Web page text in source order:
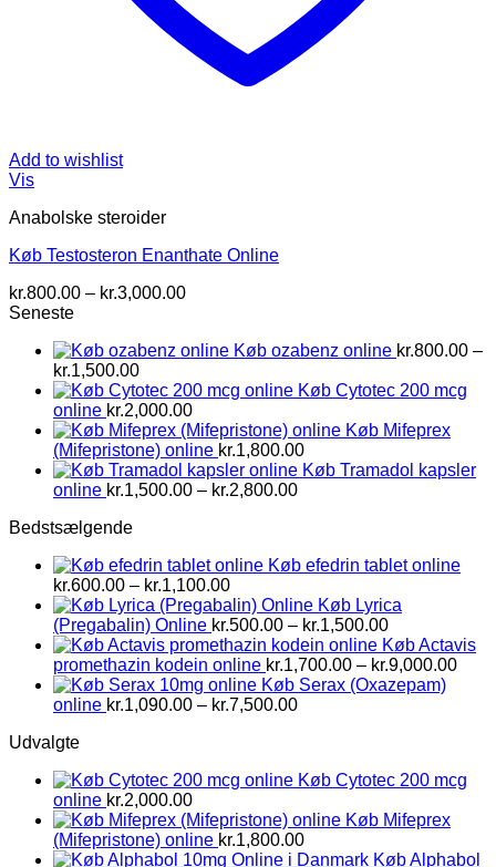
Add to wishlist
Vis
Anabolske steroider
Køb Testosteron Enanthate Online
kr.800.00 – kr.3,000.00Prisinterval:
kr.3,000.00
Seneste
Køb ozabenz online kr.800.00 –
kr.1,500.00Prisinterval:
kr.800.00
til
kr.1,500.00
Køb Cytotec 200 mcg
online kr.2,000.00
Køb Mifeprex
(Mifepristone) online kr.1,800.00
Køb Tramadol kapsler
online kr.1,500.00 – kr.2,800.00Prisinterval:
Bedstsælgende
Køb efedrin tablet online
kr.600.00 – kr.1,100.00Prisinterval:
kr.600.00
til
kr.1,100.00
Køb Lyrica
(Pregabalin) Online kr.500.00 – kr.1,500.00Prisinterval:
kr.500.00
til
kr.1,500.00
Køb Actavis
promethazin kodein online kr.1,700.00 – kr.9,000.00
Køb Serax (Oxazepam)
online kr.1,090.00 – kr.7,500.00Prisinterval:
Udvalgte
Køb Cytotec 200 mcg
online kr.2,000.00
Køb Mifeprex
(Mifepristone) online kr.1,800.00
Køb Alphabol